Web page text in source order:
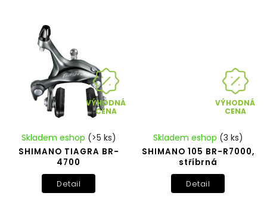
VÝHODNÁ
CENA
SHIMANO TIAGRA BR-
4700
Skladem eshop (>5 ks)
Detail
VÝHODNÁ
CENA
SHIMANO 105 BR-R7000,
stříbrná
Skladem eshop (3 ks)
Detail